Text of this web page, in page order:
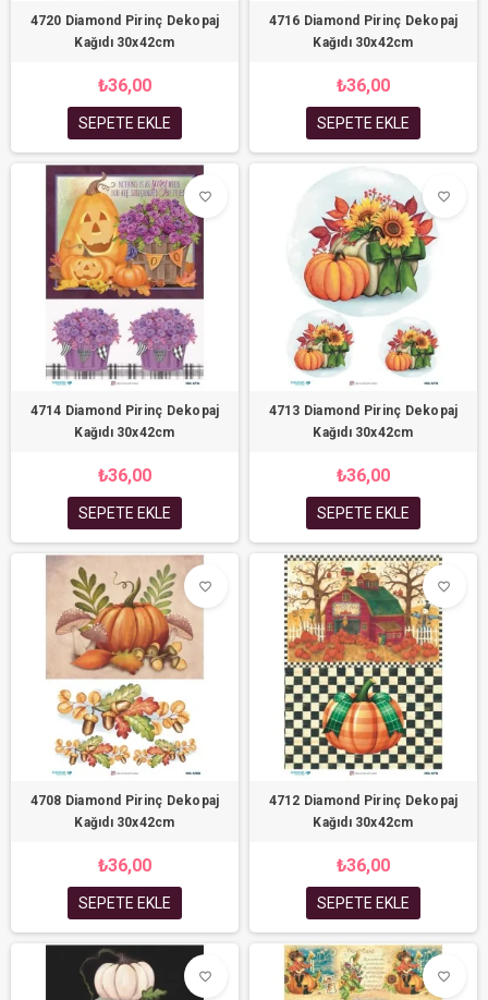
4720 Diamond Pirinç Dekopaj
Kağıdı 30x42cm
₺36,00
SEPETE EKLE
4716 Diamond Pirinç Dekopaj
Kağıdı 30x42cm
₺36,00
SEPETE EKLE
favorite_border
4714 Diamond Pirinç Dekopaj
Kağıdı 30x42cm
₺36,00
SEPETE EKLE
favorite_border
4713 Diamond Pirinç Dekopaj
Kağıdı 30x42cm
₺36,00
SEPETE EKLE
favorite_border
4708 Diamond Pirinç Dekopaj
Kağıdı 30x42cm
₺36,00
SEPETE EKLE
favorite_border
4712 Diamond Pirinç Dekopaj
Kağıdı 30x42cm
₺36,00
SEPETE EKLE
favorite_border favorite_border